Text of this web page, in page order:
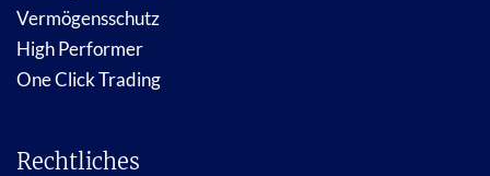
Vermögensschutz
High Performer
One Click Trading
Rechtliches